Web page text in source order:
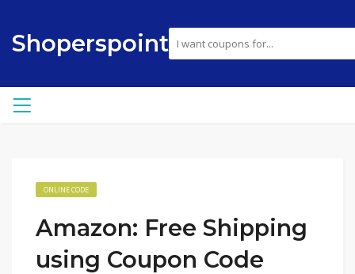
Shoperspoint
ONLINE CODE
Amazon: Free Shipping
using Coupon Code